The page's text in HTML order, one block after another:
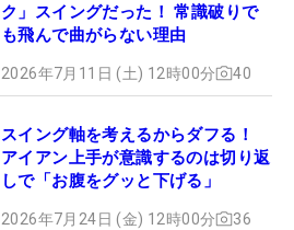
ク」スイングだった！ 常識破りで
も飛んで曲がらない理由
2026年7月11日 (土) 12時00分 40
スイング軸を考えるからダフる！
アイアン上手が意識するのは切り返
しで「お腹をグッと下げる」
2026年7月24日 (金) 12時00分 36